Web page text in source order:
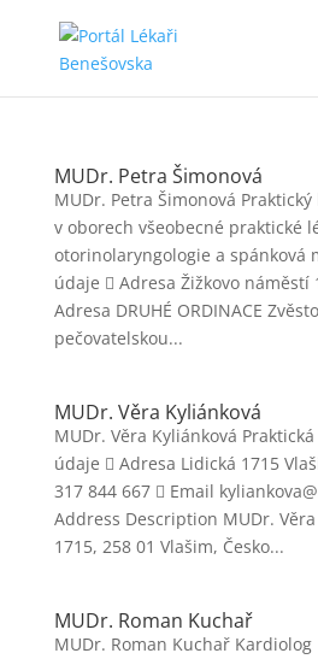
MUDr. Petra Šimonová
MUDr. Petra Šimonová
v oborech všeobecné praktické
otorinolaryngologie a spánková
údaje  Adresa Žižkovo náměstí
Adresa DRUHÉ ORDINACE
pečovatelskou...
MUDr. Věra Kyliánková
MUDr. Věra Kyliánková
údaje  Adresa Lidická 1715
317 844 667  Email
Address Description MUDr.
1715, 258 01 Vlašim, Česko...
MUDr. Roman Kuchař
MUDr. Roman Kuchař